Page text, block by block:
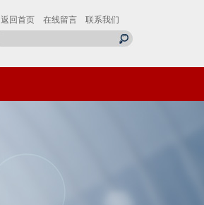
返回首页 在线留言 联系我们